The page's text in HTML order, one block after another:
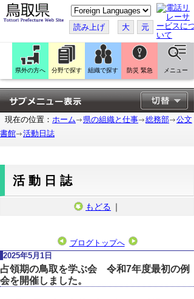
こ
の
ペ
ー
ジ
翻
訳
す
る
読み上げ 大 元
県外の方へ 分野で探す 組織で探す 防災 緊急 メニュー
現在の位置： ホーム 県の組織と仕事 総務部
公文
書館
活動日誌
活動日誌
もどる ｜
ブログトップへ
2025年5月1日
占領期の鳥取を学ぶ会 令和7年度最初の例
会を開催しました。